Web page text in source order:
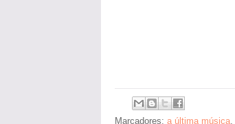
Marcadores: a última música,